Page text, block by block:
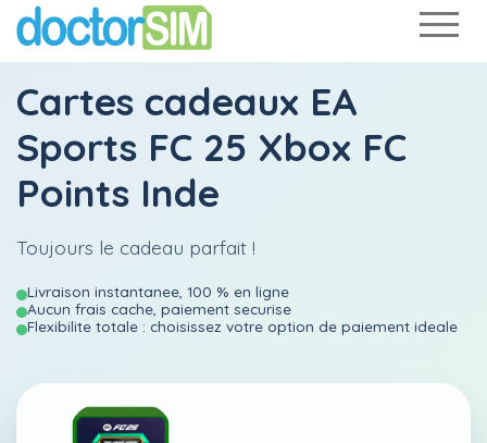
Cartes cadeaux EA
Sports FC 25 Xbox FC
Points Inde
Toujours le cadeau parfait !
Livraison instantanee, 100 % en ligne
Aucun frais cache, paiement securise
Flexibilite totale : choisissez votre option de paiement ideale